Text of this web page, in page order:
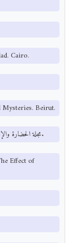
Cairo.
Mysteries. Beirut.
مجلة الحضارة والإسلام. (1979). أثر العطاس على الدماغ. (الأعداد 5-6).
Effect of